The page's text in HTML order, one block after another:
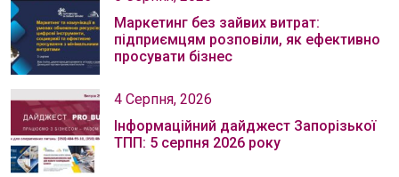
Маркетинг без зайвих витрат:
підприємцям розповіли, як ефективно
просувати бізнес
4 Серпня, 2026
Інформаційний дайджест Запорізької
ТПП: 5 серпня 2026 року